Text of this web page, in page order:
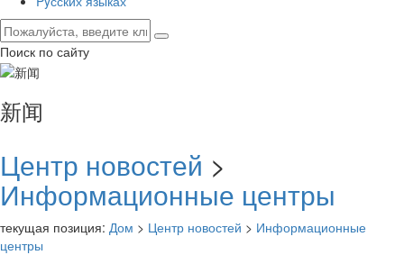
Поиск по сайту
新闻
Центр новостей >
Информационные центры
текущая позиция: Дом > Центр новостей > Информационные
центры